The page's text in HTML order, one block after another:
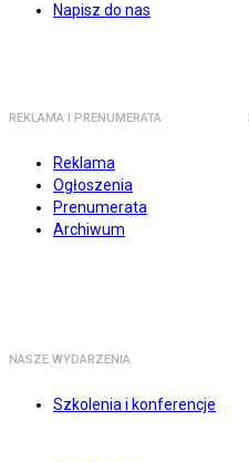
Napisz do nas
REKLAMA I PRENUMERATA
Reklama
Ogłoszenia
Prenumerata
Archiwum
NASZE WYDARZENIA
Szkolenia i konferencje